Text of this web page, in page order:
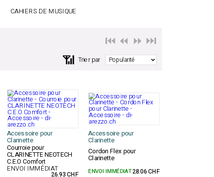
CAHIERS DE MUSIQUE
⏮️ ⏪ ⏩ ⏭️
📶 Trier par
Accessoire pour
Clarinette
Accessoire pour
Clarinette
Courroie pour
CLARINETTE NEOTECH
C.E.O Comfort
Cordon Flex pour
Clarinette
ENVOI IMMÉDIAT
26.93 CHF ENVOI IMMÉDIAT28.06 CHF